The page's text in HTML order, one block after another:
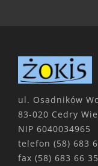
ul. Osadników
83-020 Cedry
NIP 6040034965
telefon (58) 683
fax (58) 683 66 35